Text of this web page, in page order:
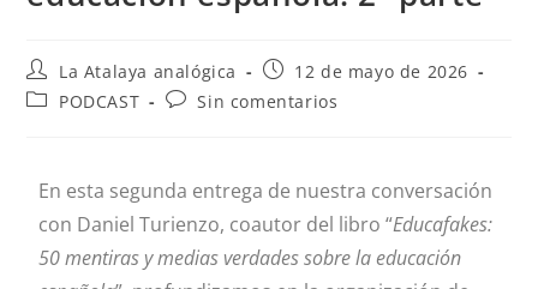
La Atalaya analógica
12 de mayo de 2026
PODCAST
Sin comentarios
En esta segunda entrega de nuestra conversación
con Daniel Turienzo, coautor del libro “Educafakes:
50 mentiras y medias verdades sobre la educación